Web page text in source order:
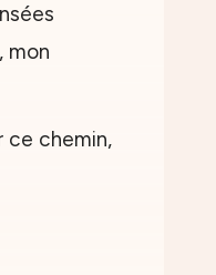
mon
ce chemin,